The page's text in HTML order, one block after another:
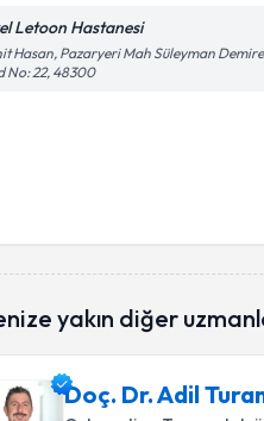
Letoon Hastanesi
Hasan, Pazaryeri Mah Süleyman
No: 22, 48300
yakın diğer
Doç. Dr. Adil